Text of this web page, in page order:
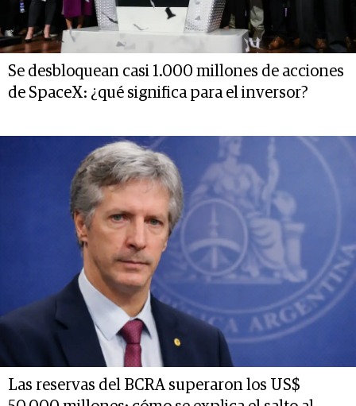
Se desbloquean casi 1.000 millones de acciones
de SpaceX: ¿qué significa para el inversor?
Las reservas del BCRA superaron los US$